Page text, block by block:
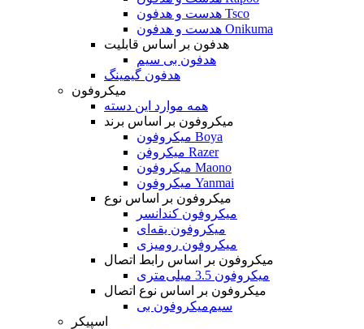
هدست و هدفون Tsco
هدست و هدفون Onikuma
هدفون بر اساس قابلیت
هدفون بی سیم
هدفون گیمینگ
میکروفون
همه موارد این دسته
میکروفون بر اساس برند
میکروفون Boya
میکروفن Razer
میکروفون Maono
میکروفون Yanmai
میکروفون بر اساس نوع
میکروفون کندانسر
میکروفون یقه‌ای
میکروفون رومیزی
میکروفون بر اساس رابط اتصال
میکروفون 3.5 میلی‌متری
میکروفون بر اساس نوع اتصال
میکروفون بی‌‎سیم
اسپیکر